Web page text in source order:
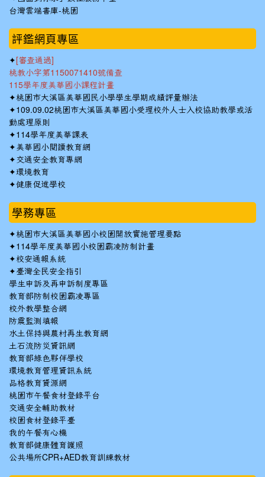
台灣雲端書庫-桃園
::: 評鑑網頁專區
✦ [審查通過]
桃教小字第1150071410號備查
115學年度美華國小課程計畫
✦桃園市大溪區美華國民小學學生學期成績評量辦法
✦109.09.02桃園市大溪區美華國小受理校外人士入校協助教學或活
動處理原則
✦114學年度美華課表
✦美華國小閱讀教育網
✦ 交通安全教育專網
✦環境教育
✦健康促進學校
學務專區
✦桃園市大溪區美華國小校園開放實施管理要點
✦114學年度美華國小校園霸凌防制計畫
✦校安通報系統
✦臺灣全民安全指引
學生申訴及再申訴制度專區
教育部防制校園霸凌專區
校外教學整合網
防震監測填報
水土保持與農村再生教育網
土石流防災資訊網
教育部綠色夥伴學校
環境教育管理資訊系統
品格教育資源網
桃園市午餐食材登錄平台
交通安全輔助教材
校園食材登錄平臺
我的午餐有心機
教育部健康體育護照
公共場所CPR+AED教育訓練教材